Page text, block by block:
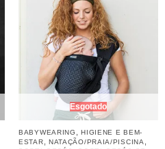
Esgotado
BABYWEARING ,HIGIENE E BEM-
ESTAR
NATAÇÃO/PRAIA/PISCINA